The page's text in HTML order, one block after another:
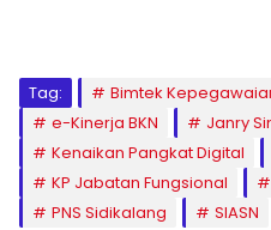
Tag: Bimtek
e-Kinerja BKN
Janry
Kenaikan Pangkat Digital
KP Jabatan Fungsional
PNS Sidikalang
SIASN